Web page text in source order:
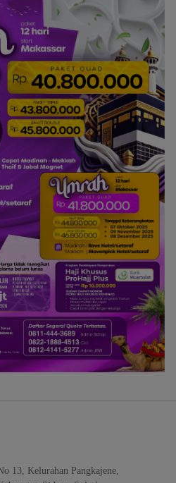
13, Kelurahan Pangkajene,